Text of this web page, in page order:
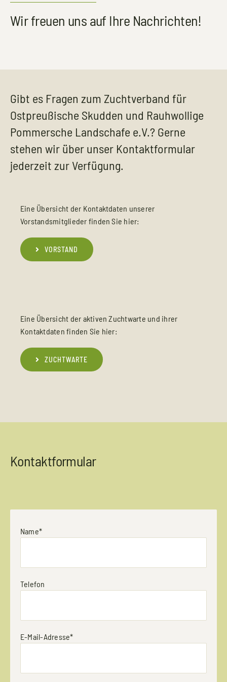
Wir freuen uns auf Ihre Nachrichten!
Gibt es Fragen zum Zuchtverband für
Ostpreußische Skudden und Rauhwollige
Pommersche Landschafe e.V.? Gerne
stehen wir über unser Kontaktformular
jederzeit zur Verfügung.
Eine Übersicht der Kontaktdaten unserer
Vorstandsmitglieder finden Sie hier:
VORSTAND
Eine Übersicht der aktiven Zuchtwarte und ihrer
Kontaktdaten finden Sie hier:
ZUCHTWARTE
Kontaktformular
Name*
Telefon
E-Mail-Adresse*